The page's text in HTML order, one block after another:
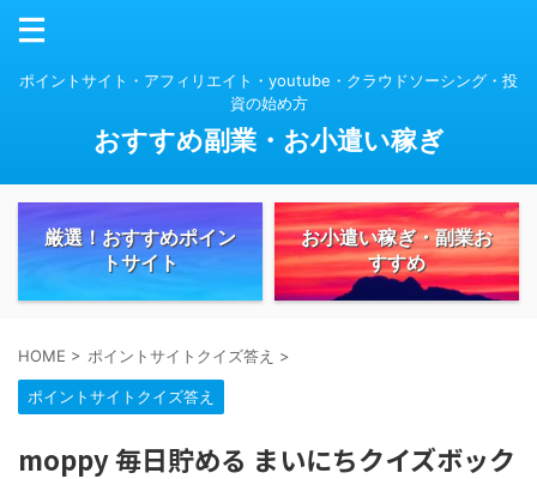
ポイントサイト・アフィリエイト・youtube・クラウドソーシング・投
資の始め方
おすすめ副業・お小遣い稼ぎ
厳選！おすすめポイン
トサイト
お小遣い稼ぎ・副業お
すすめ
HOME > ポイントサイトクイズ答え >
ポイントサイトクイズ答え
moppy 毎日貯める まいにちクイズボック